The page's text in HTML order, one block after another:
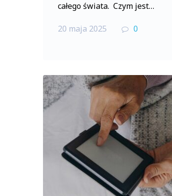
całego świata. Czym jest…
20 maja 2025 0